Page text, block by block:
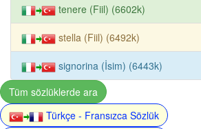
tenere (Fiil) (6602k)
stella (Fiil) (6492k)
signorina (İsim) (6443k)
Tüm sözlüklerde ara
Türkçe - Fransızca Sözlük